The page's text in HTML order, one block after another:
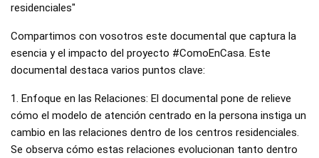
residenciales"
Compartimos con vosotros este documental que captura la
esencia y el impacto del proyecto #ComoEnCasa. Este
documental destaca varios puntos clave:
1. Enfoque en las Relaciones: El documental pone de relieve
cómo el modelo de atención centrado en la persona instiga un
cambio en las relaciones dentro de los centros residenciales.
Se observa cómo estas relaciones evolucionan tanto dentro